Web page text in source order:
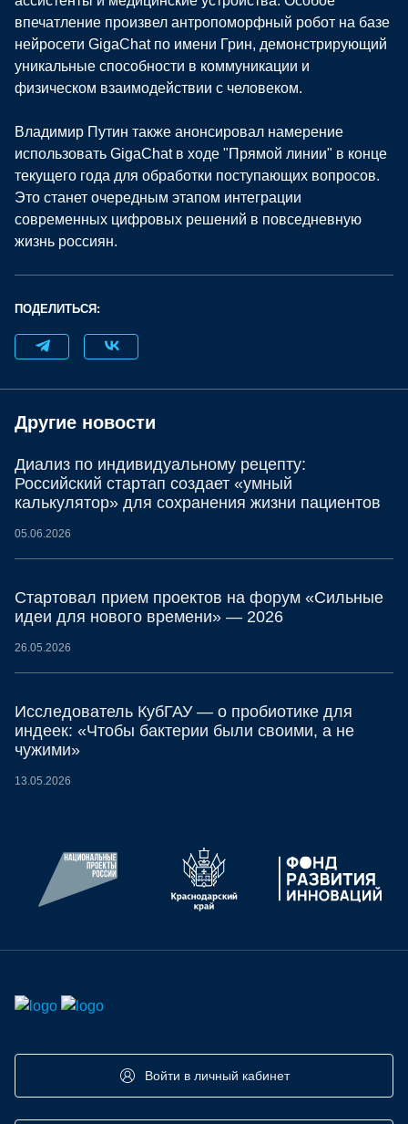
впечатление произвел антропоморфный робот на базе
нейросети GigaChat по имени Грин, демонстрирующий
уникальные способности в коммуникации и
физическом взаимодействии с человеком.
Владимир Путин также анонсировал намерение
использовать GigaChat в ходе "Прямой линии" в конце
текущего года для обработки поступающих вопросов.
Это станет очередным этапом интеграции
современных цифровых решений в повседневную
жизнь россиян.
ПОДЕЛИТЬСЯ:
Другие новости
Диализ по индивидуальному рецепту:
Российский стартап создает «умный
калькулятор» для сохранения жизни пациентов
05.06.2026
Стартовал прием проектов на форум «Сильные
идеи для нового времени» — 2026
26.05.2026
Исследователь КубГАУ — о пробиотике для
индеек: «Чтобы бактерии были своими, а не
чужими»
13.05.2026
Войти в личный кабинет